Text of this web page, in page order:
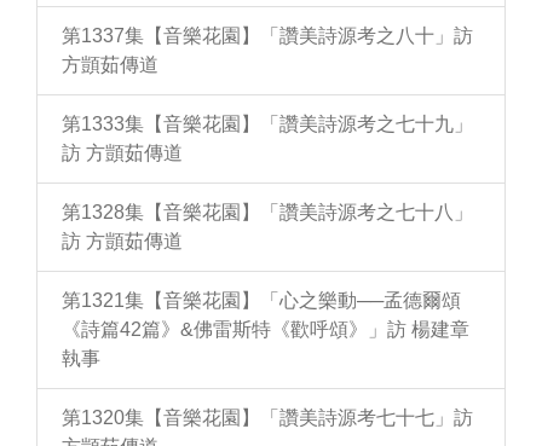
第1337集【音樂花園】「讚美詩源考之八十」訪
方顗茹傳道
第1333集【音樂花園】「讚美詩源考之七十九」
訪 方顗茹傳道
第1328集【音樂花園】「讚美詩源考之七十八」
訪 方顗茹傳道
第1321集【音樂花園】「心之樂動──孟德爾頌
《詩篇42篇》&佛雷斯特《歡呼頌》」訪 楊建章
執事
第1320集【音樂花園】「讚美詩源考七十七」訪